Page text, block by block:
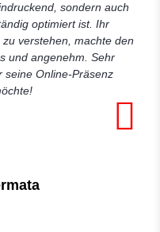
sondern auch
optimiert ist. Ihr
verstehen, machte den
und angenehm. Sehr
seine Online-Präsenz